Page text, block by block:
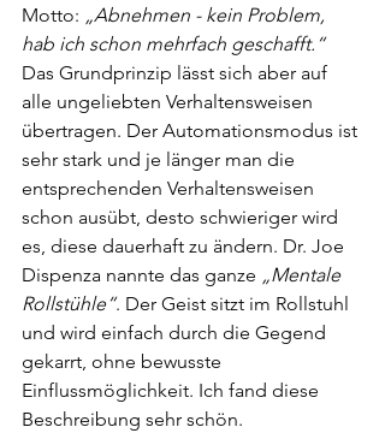
Motto: „Abnehmen - kein Problem,
hab ich schon mehrfach geschafft.“
Das Grundprinzip lässt sich aber auf
alle ungeliebten Verhaltensweisen
übertragen. Der Automationsmodus ist
sehr stark und je länger man die
entsprechenden Verhaltensweisen
schon ausübt, desto schwieriger wird
es, diese dauerhaft zu ändern. Dr. Joe
Dispenza nannte das ganze „Mentale
Rollstühle“. Der Geist sitzt im Rollstuhl
und wird einfach durch die Gegend
gekarrt, ohne bewusste
Einflussmöglichkeit. Ich fand diese
Beschreibung sehr schön.